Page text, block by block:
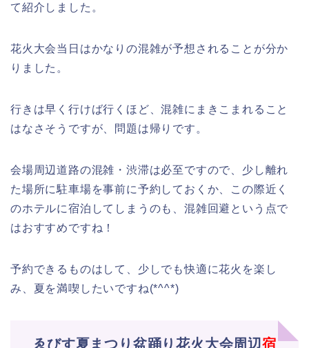
て紹介しました。
花火大会当日はかなりの混雑が予想されることが分か
りました。
行きは早く行けば行くほど、混雑にまきこまれること
はなさそうですが、問題は帰りです。
会場周辺道路の混雑・渋滞は必至ですので、少し離れ
た場所に駐車場を事前に予約しておくか、この際近く
のホテルに宿泊してしまうのも、混雑回避という点で
はおすすめですね！
予約できるものはして、少しでも快適に花火を楽し
み、夏を満喫したいですね(*^^*)
ゑびす夏まつり盆踊り花火大会周辺宿